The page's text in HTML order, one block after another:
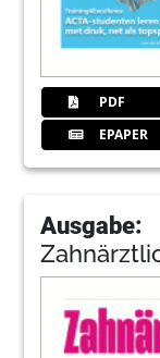
PDF
EPAPER
Ausgabe: